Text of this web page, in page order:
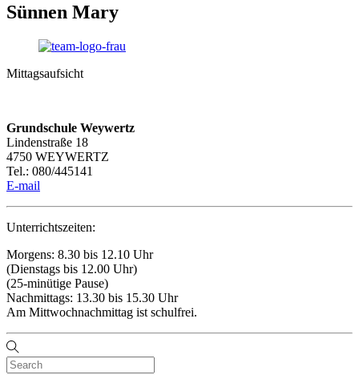
Sünnen Mary
Mittagsaufsicht
Grundschule Weywertz
Lindenstraße 18
4750 WEYWERTZ
Tel.: 080/445141
E-mail
Unterrichtszeiten:
Morgens: 8.30 bis 12.10 Uhr
(Dienstags bis 12.00 Uhr)
(25-minütige Pause)
Nachmittags: 13.30 bis 15.30 Uhr
Am Mittwochnachmittag ist schulfrei.